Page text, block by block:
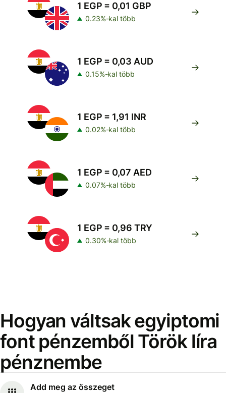
1 EGP = 0,01 GBP
0.23%-kal több
1 EGP = 0,03 AUD
0.15%-kal több
1 EGP = 1,91 INR
0.02%-kal több
1 EGP = 0,07 AED
0.07%-kal több
1 EGP = 0,96 TRY
0.30%-kal több
Hogyan váltsak egyiptomi
font pénzemből Török líra
pénznembe
Add meg az összeget